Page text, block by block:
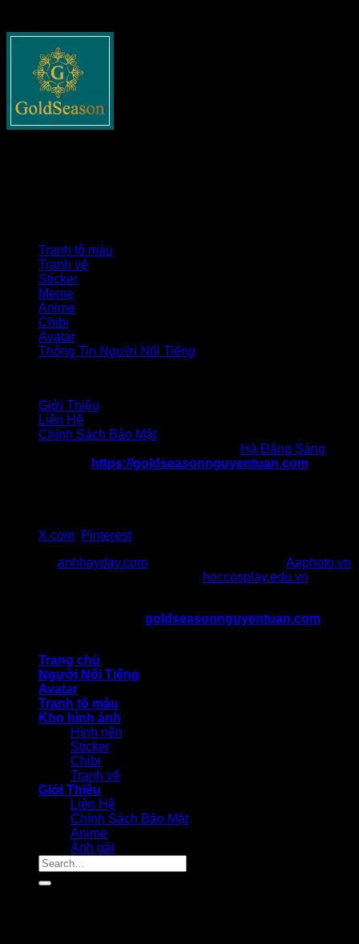
Tranh tô màu
Tranh vẽ
Sticker
Meme
Anime
Chibi
Avatar
Thông Tin Người Nổi Tiếng
Giới Thiệu
Liên Hệ
Chính Sách Bảo Mật
Hà Đăng Sáng
https://goldseasonnguyentuan.com
X.com Pinterest
anhhayday.com
Aaphoto.vn
hoccosplay.edu.vn
goldseasonnguyentuan.com
Trang chủ
Người Nổi Tiếng
Avatar
Tranh tô màu
Kho hình ảnh
Hình nền
Sticker
Chibi
Tranh vẽ
Giới Thiệu
Liên Hệ
Chính Sách Bảo Mật
Anime
Ảnh gái